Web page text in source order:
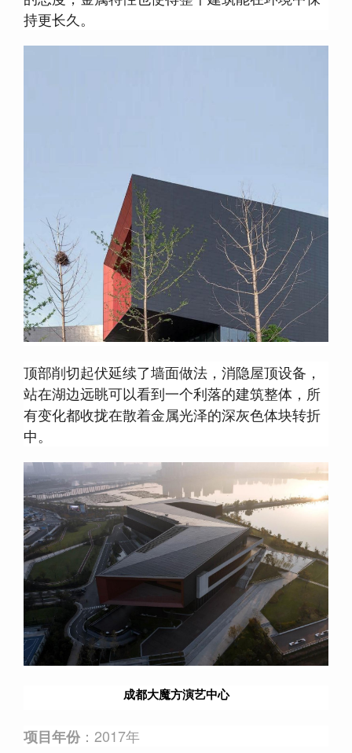
持更长久。
顶部削切起伏延续了墙面做法，消隐屋顶设备，
站在湖边远眺可以看到一个利落的建筑整体，所
有变化都收拢在散着金属光泽的深灰色体块转折
中。
成都大魔方演艺中心
项目年份 ：2017年